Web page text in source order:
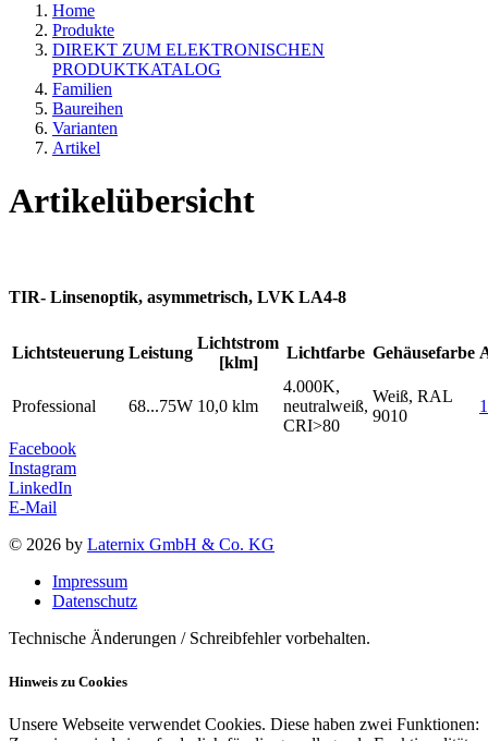
Home
Produkte
DIREKT ZUM ELEKTRONISCHEN
PRODUKTKATALOG
Familien
Baureihen
Varianten
Artikel
Artikelübersicht
TIR- Linsenoptik, asymmetrisch, LVK LA4-8
Lichtsteuerung Leistung
Lichtstrom
[klm]
Lichtfarbe Gehäusefarbe
Professional 68...75W 10,0 klm
4.000K,
neutralweiß,
CRI>80
Weiß, RAL
9010
Facebook
Instagram
LinkedIn
E-Mail
© 2026 by Laternix GmbH & Co. KG
Impressum
Datenschutz
Technische Änderungen / Schreibfehler vorbehalten.
Hinweis zu Cookies
Unsere Webseite verwendet Cookies. Diese haben zwei Funktionen: